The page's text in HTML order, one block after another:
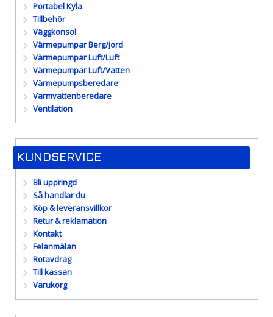
Portabel Kyla
Tillbehör
Väggkonsol
Värmepumpar Berg/jord
Värmepumpar Luft/Luft
Värmepumpar Luft/Vatten
Värmepumpsberedare
Varmvattenberedare
Ventilation
KUNDSERVICE
Bli uppringd
Så handlar du
Köp & leveransvillkor
Retur & reklamation
Kontakt
Felanmälan
Rotavdrag
Till kassan
Varukorg